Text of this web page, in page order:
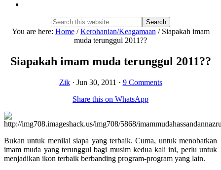
Search
this
Hide
Search
You are here: Home / Kerohanian/Keagamaan /Siapakah imam
muda terunggul 2011??
Siapakah imam muda terunggul 2011??
Zik· Jun 30, 2011 · 9 Comments
Share this on WhatsApp
Bukan untuk menilai siapa yang terbaik. Cuma, untuk menobatkan
imam muda yang terunggul bagi musim kedua kali ini, perlu untuk
menjadikan ikon terbaik berbanding program-program yang lain.